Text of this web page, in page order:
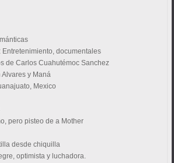
Entretenimiento, documentales
de Carlos Cuahutémoc Sanchez
Alvares y Maná
Mexico
pero pisteo de a Mother
desde chiquilla
optimista y luchadora.